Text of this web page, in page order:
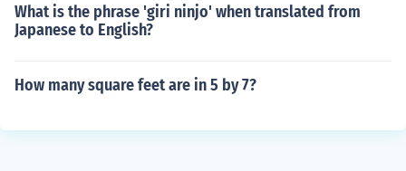
What is the phrase 'giri ninjo' when translated from
Japanese to English?
How many square feet are in 5 by 7?